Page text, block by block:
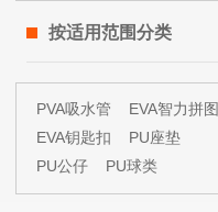
按适用范围分类
PVA吸水管
EVA智力拼图
EVA钥匙扣
PU座垫
PU公仔
PU球类